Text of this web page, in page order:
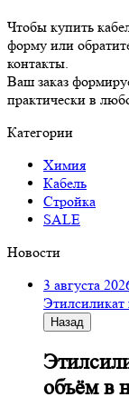
Чтобы купить
форму или
контакты.
Ваш заказ
практически в
Категории
Химия
Кабель
Стройка
SALE
Новости
3 августа
Назад
объём в